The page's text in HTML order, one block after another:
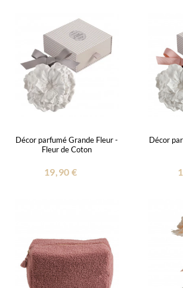
Décor parfumé Grande Fleur -
Fleur de Coton
19,90 €
Décor